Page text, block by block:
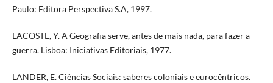
Paulo: Editora Perspectiva S.A, 1997.
LACOSTE, Y. A Geografia serve, antes de mais nada, para fazer a
guerra. Lisboa: Iniciativas Editoriais, 1977.
LANDER, E. Ciências Sociais: saberes coloniais e eurocêntricos.